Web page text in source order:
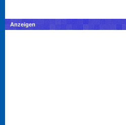
Anzeigen